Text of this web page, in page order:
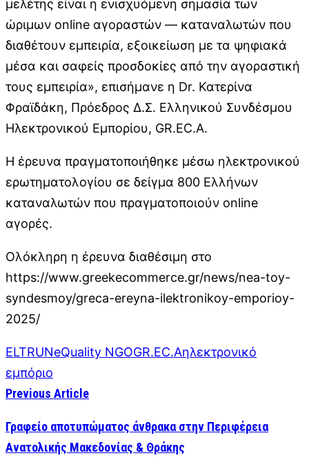
μελέτης είναι η ενισχυόμενη σημασία των
ώριμων online αγοραστών — καταναλωτών που
διαθέτουν εμπειρία, εξοικείωση με τα ψηφιακά
μέσα και σαφείς προσδοκίες από την αγοραστική
τους εμπειρία», επισήμανε η Dr. Κατερίνα
Φραϊδάκη, Πρόεδρος Δ.Σ. Ελληνικού Συνδέσμου
Ηλεκτρονικού Εμπορίου, GR.EC.A.
Η έρευνα πραγματοποιήθηκε μέσω ηλεκτρονικού
ερωτηματολογίου σε δείγμα 800 Ελλήνων
καταναλωτών που πραγματοποιούν online
αγορές.
Ολόκληρη η έρευνα διαθέσιμη στο
https://www.greekecommerce.gr/news/nea-toy-
syndesmoy/greca-ereyna-ilektronikoy-emporioy-
2025/
ELTRUNeQuality NGOGR.EC.Aηλεκτρονικό
εμπόριο
Previous Article
Γραφείο αποτυπώματος άνθρακα στην Περιφέρεια
Ανατολικής Μακεδονίας & Θράκης